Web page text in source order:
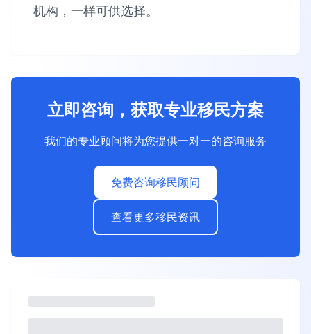
机构，一样可供选择。
立即咨询，获取专业移民方案
我们的专业顾问将为您提供一对一的咨询服务
免费咨询移民顾问
查看更多移民资讯